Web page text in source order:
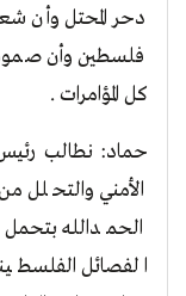
دحر المحتل وأن
فلسطين وأن
كل المؤامرات .
حماد: نطالب
الأمني والتحلل
الحمدالله
الفصائل